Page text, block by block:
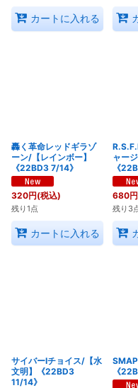
カートに入れる
轟く革命レッドギラゾ
ーン/【レインボー】
《22BD3 7/14》
320円(税込)
残り1点
カートに入れる
ャー
《
680円
残り3
サイバーIチョイス/【水
文明】《22BD3
11/14》
《